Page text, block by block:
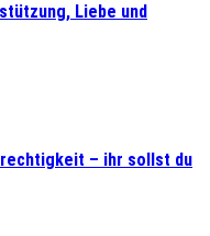
Liebe und
– ihr sollst du